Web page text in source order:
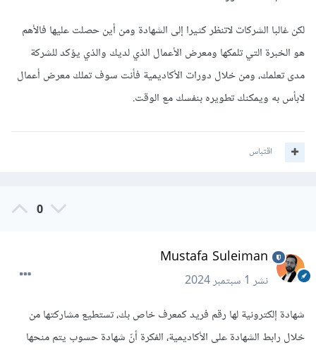
لكن غالبا الشركات لاتنظر كثيرا إلى الشهادة ومن أين حصلت عليها فالأهم
هو الخبرة التي تلمكها ومعرض الأعمال الذي لديك والذي يؤكد للشركة
مدى تعلمك، ومن خلال دورات الأكاديمية فأنت سوف تملك معرض أعمال
لابأس به ويمكنك تطويره بنفسك مع الوقت.
اقتباس
0
Mustafa Suleiman
نشر1 سبتمبر 2024
شهادة إلكترونية لها رقم فريد كمعرف خاص بك، تستطيع مشاركتها من
خلال رابط الشهادة على الأكاديمية، الفكرة أنّ شهادة حسوب يتم منحها